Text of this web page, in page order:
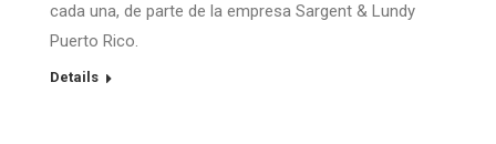
cada una, de parte de la empresa Sargent & Lundy
Puerto Rico.
Details